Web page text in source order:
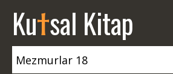
Kutsal Kitap